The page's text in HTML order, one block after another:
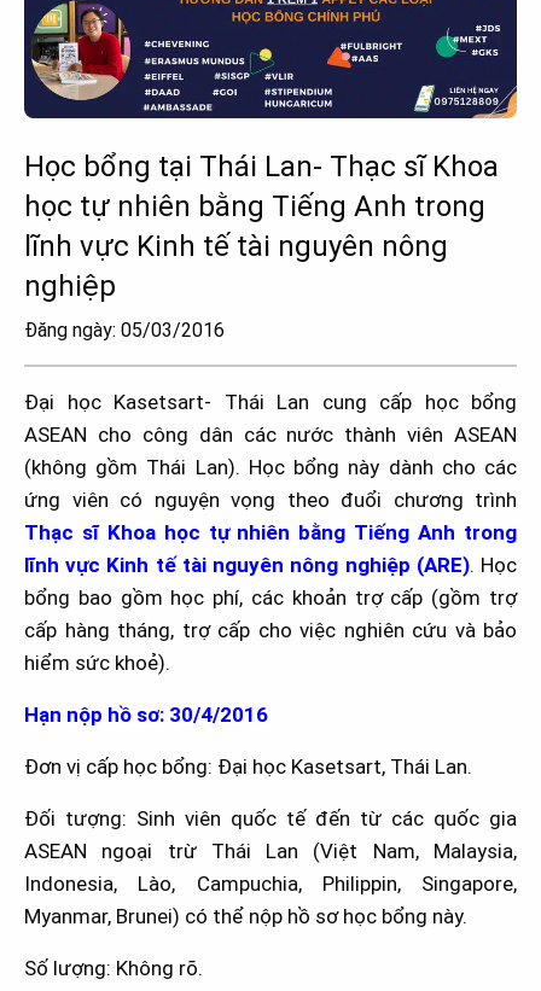
Học bổng tại Thái Lan- Thạc sĩ Khoa
học tự nhiên bằng Tiếng Anh trong
lĩnh vực Kinh tế tài nguyên nông
nghiệp
Đăng ngày: 05/03/2016
Đại học Kasetsart- Thái Lan cung cấp học bổng
ASEAN cho công dân các nước thành viên ASEAN
(không gồm Thái Lan). Học bổng này dành cho các
ứng viên có nguyện vọng theo đuổi chương trình
Thạc sĩ Khoa học tự nhiên bằng Tiếng Anh trong
lĩnh vực Kinh tế tài nguyên nông nghiệp (ARE). Học
bổng bao gồm học phí, các khoản trợ cấp (gồm trợ
cấp hàng tháng, trợ cấp cho việc nghiên cứu và bảo
hiểm sức khoẻ).
Hạn nộp hồ sơ: 30/4/2016
Đơn vị cấp học bổng: Đại học Kasetsart, Thái Lan.
Đối tượng: Sinh viên quốc tế đến từ các quốc gia
ASEAN ngoại trừ Thái Lan (Việt Nam, Malaysia,
Indonesia, Lào, Campuchia, Philippin, Singapore,
Myanmar, Brunei) có thể nộp hồ sơ học bổng này.
Số lượng: Không rõ.